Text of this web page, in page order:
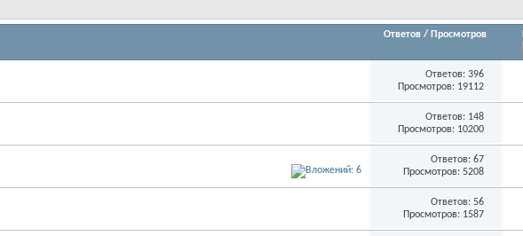
Ответов / Просмотров
Ответов: 396
Просмотров: 19112
Ответов: 148
Просмотров: 10200
Ответов: 67
Просмотров: 5208
Ответов: 56
Просмотров: 1587